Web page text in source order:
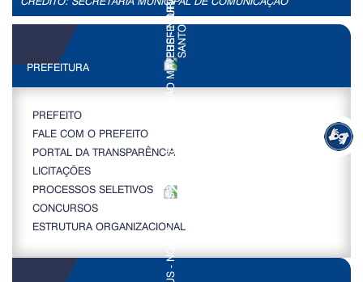
PREFEITURA
PREFEITO
FALE COM O PREFEITO
PORTAL DA TRANSPARÊNCIA
LICITAÇÕES
PROCESSOS SELETIVOS
CONCURSOS
ESTRUTURA ORGANIZACIONAL